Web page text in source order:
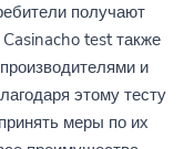
получают
test также
и
этому тесту
меры по их